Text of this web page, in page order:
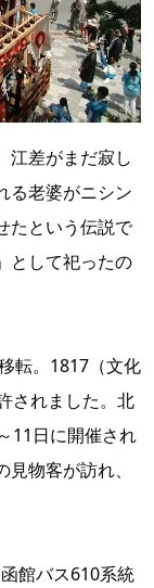
江差がまだ寂し
る老婆がニシン
たという伝説で
として祀ったの
転。1817（文化
されました。北
11日に開催され
物客が訪れ、
館バス610系統